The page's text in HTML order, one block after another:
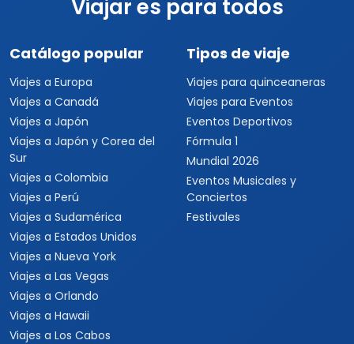
Viajar es para todos
Catálogo popular
Viajes a Europa
Viajes a Canadá
Viajes a Japón
Viajes a Japón y Corea del
Sur
Viajes a Colombia
Viajes a Perú
Viajes a Sudamérica
Viajes a Estados Unidos
Viajes a Nueva York
Viajes a Las Vegas
Viajes a Orlando
Viajes a Hawaii
Viajes a Los Cabos
Tipos de viaje
Viajes para quinceaneras
Viajes para Eventos
Eventos Deportivos
Fórmula 1
Mundial 2026
Eventos Musicales y
Conciertos
Festivales